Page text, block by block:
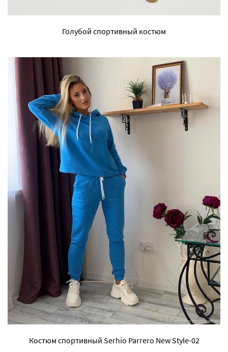
Голубой спортивный костюм
Костюм спортивный Serhio Parrero New Style-02